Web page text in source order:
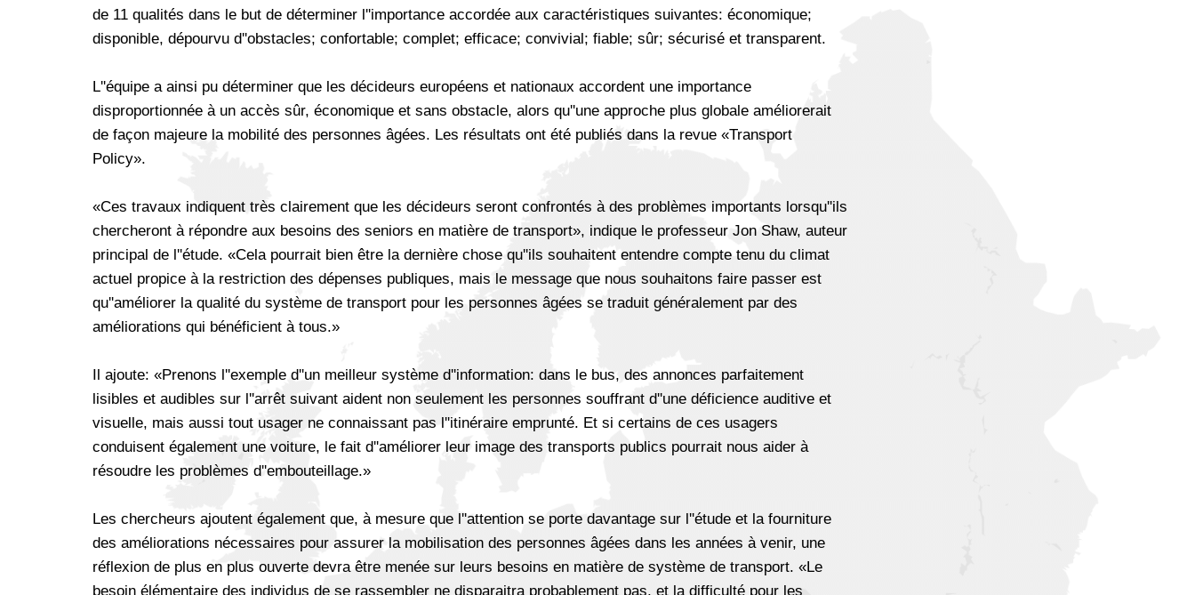
de 11 qualités dans le but de déterminer l''importance accordée aux caractéristiques suivantes: économique;
disponible, dépourvu d''obstacles; confortable; complet; efficace; convivial; fiable; sûr; sécurisé et transparent.
L''équipe a ainsi pu déterminer que les décideurs européens et nationaux accordent une importance
disproportionnée à un accès sûr, économique et sans obstacle, alors qu''une approche plus globale améliorerait
de façon majeure la mobilité des personnes âgées. Les résultats ont été publiés dans la revue «Transport
Policy».
«Ces travaux indiquent très clairement que les décideurs seront confrontés à des problèmes importants lorsqu''ils
chercheront à répondre aux besoins des seniors en matière de transport», indique le professeur Jon Shaw, auteur
principal de l''étude. «Cela pourrait bien être la dernière chose qu''ils souhaitent entendre compte tenu du climat
actuel propice à la restriction des dépenses publiques, mais le message que nous souhaitons faire passer est
qu''améliorer la qualité du système de transport pour les personnes âgées se traduit généralement par des
améliorations qui bénéficient à tous.»
Il ajoute: «Prenons l''exemple d''un meilleur système d''information: dans le bus, des annonces parfaitement
lisibles et audibles sur l''arrêt suivant aident non seulement les personnes souffrant d''une déficience auditive et
visuelle, mais aussi tout usager ne connaissant pas l''itinéraire emprunté. Et si certains de ces usagers
conduisent également une voiture, le fait d''améliorer leur image des transports publics pourrait nous aider à
résoudre les problèmes d''embouteillage.»
Les chercheurs ajoutent également que, à mesure que l''attention se porte davantage sur l''étude et la fourniture
des améliorations nécessaires pour assurer la mobilisation des personnes âgées dans les années à venir, une
réflexion de plus en plus ouverte devra être menée sur leurs besoins en matière de système de transport. «Le
besoin élémentaire des individus de se rassembler ne disparaitra probablement pas, et la difficulté pour les